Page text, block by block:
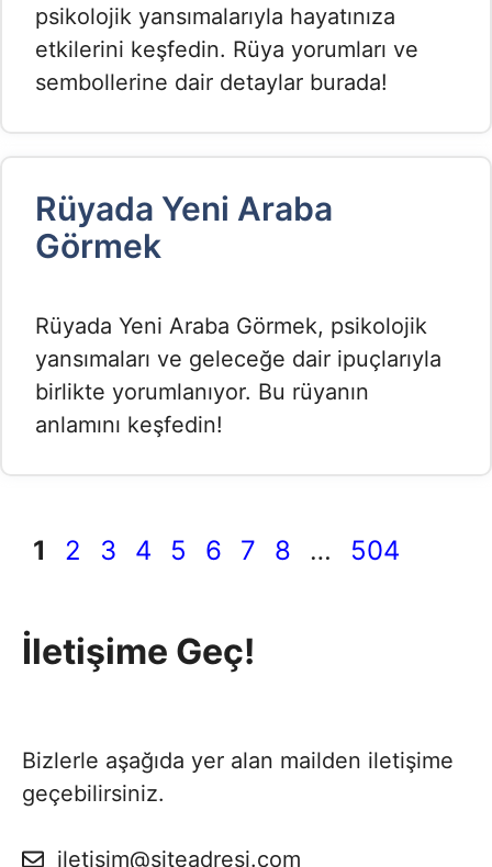
psikolojik yansımalarıyla hayatınıza
etkilerini keşfedin. Rüya yorumları ve
sembollerine dair detaylar burada!
Rüyada Yeni Araba
Görmek​
Rüyada Yeni Araba Görmek, psikolojik
yansımaları ve geleceğe dair ipuçlarıyla
birlikte yorumlanıyor. Bu rüyanın
anlamını keşfedin!
Sayfa
1 Sayfa
2 Sayfa
3 Sayfa
4 Sayfa
5 Sayfa
6 Sayfa
7 Sayfa
8 … Sayfa
504
İletişime Geç!
Bizlerle aşağıda yer alan mailden iletişime
geçebilirsiniz.
iletisim@siteadresi.com